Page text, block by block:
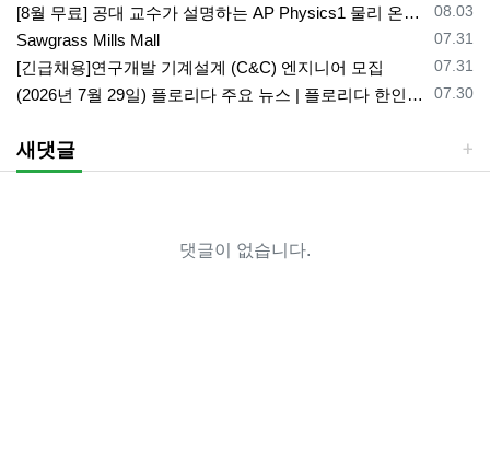
등록일
08.03
[8월 무료] 공대 교수가 설명하는 AP Physics1 물리 온라인 강의
등록일
07.31
Sawgrass Mills Mall
등록일
07.31
[긴급채용]연구개발 기계설계 (C&C) 엔지니어 모집
등록일
07.30
(2026년 7월 29일) 플로리다 주요 뉴스 | 플로리다 한인 닷컴
새댓글
댓글이 없습니다.